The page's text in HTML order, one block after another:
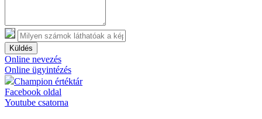
Küldés
Online nevezés
Online ügyintézés
Champion értéktár
Facebook oldal
Youtube csatorna